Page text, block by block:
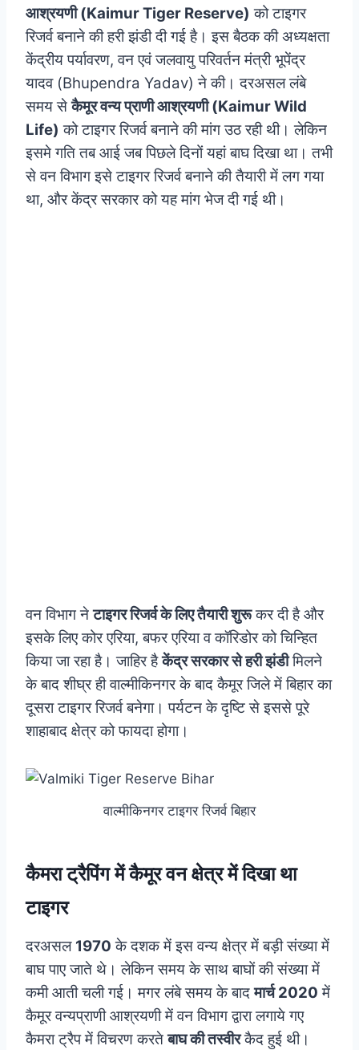
आश्रयणी (Kaimur Tiger Reserve) को टाइगर
रिजर्व बनाने की हरी झंडी दी गई है। इस बैठक की अध्यक्षता
केंद्रीय पर्यावरण, वन एवं जलवायु परिवर्तन मंत्री भूपेंद्र
यादव (Bhupendra Yadav) ने की। दरअसल लंबे
समय सेकैमूर वन्य प्राणी आश्रयणी (Kaimur Wild
Life) को टाइगर रिजर्व बनाने की मांग उठ रही थी। लेकिन
इसमे गति तब आई जब पिछले दिनों यहां बाघ दिखा था। तभी
से वन विभाग इसे टाइगर रिजर्व बनाने की तैयारी में लग गया
था, और केंद्र सरकार को यह मांग भेज दी गई थी।
वन विभाग नेटाइगर रिजर्व के लिए तैयारी शुरूकर दी है और
इसके लिए कोर एरिया, बफर एरिया व कॉरिडोर को चिन्हित
किया जा रहा है। जाहिर हैकेंद्र सरकार से हरी झंडीमिलने
के बाद शीघ्र ही वाल्मीकिनगर के बाद कैमूर जिले में बिहार का
दूसरा टाइगर रिजर्व बनेगा। पर्यटन के दृष्टि से इससे पूरे
शाहाबाद क्षेत्र को फायदा होगा।
वाल्मीकिनगर टाइगर रिजर्व बिहार
कैमरा ट्रैपिंग में कैमूर वन क्षेत्र में दिखा था
टाइगर
दरअसल 1970 के दशक में इस वन्य क्षेत्र में बड़ी संख्या में
बाघ पाए जाते थे। लेकिन समय के साथ बाघों की संख्या में
कमी आती चली गई। मगर लंबे समय के बादमार्च 2020 में
कैमूर वन्यप्राणी आश्रयणी में वन विभाग द्वारा लगाये गए
कैमरा ट्रैप में विचरण करतेबाघ की तस्वीरकैद हुई थी।